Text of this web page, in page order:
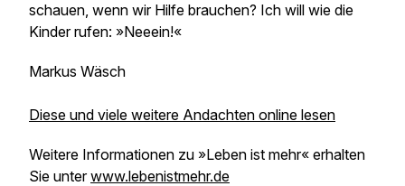
schauen, wenn wir Hilfe brauchen? Ich will wie die
Kinder rufen: »Neeein!«
Markus Wäsch
Diese und viele weitere Andachten online lesen
Weitere Informationen zu »Leben ist mehr« erhalten
Sie unterwww.lebenistmehr.de